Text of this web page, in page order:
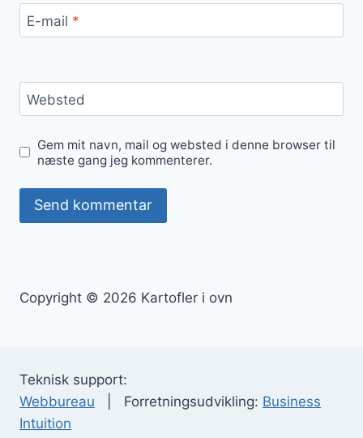
E-mail *
Websted
Gem mit navn, mail og websted i denne browser til
næste gang jeg kommenterer.
Copyright © 2026 Kartofler i ovn
Teknisk support:
Webbureau | Forretningsudvikling: Business
Intuition